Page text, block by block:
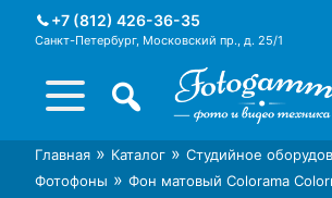
+7 (812) 426-36-35
Санкт-Петербург, Московский пр., д. 25/1
Интернет-магазин
Foto-Gamma в
Магазин
gamma.ru
Корзина
Главная » Каталог » Студийное
Фотофоны » Фон матовый Colorama